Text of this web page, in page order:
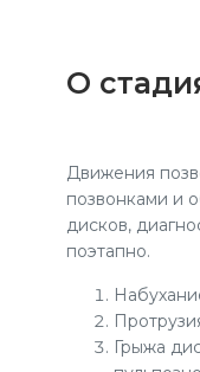
О
Движения
позвонками и
дисков,
поэтапно.
Грыжа